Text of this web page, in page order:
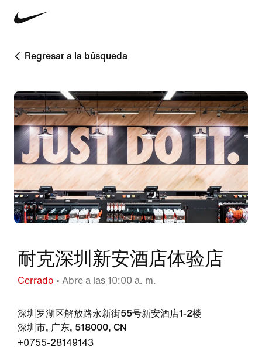
Regresar a la búsqueda
耐克深圳新安酒店体验店
Cerrado • Abre a las 10:00 a. m.
深圳罗湖区解放路永新街55号新安酒店1-2楼
深圳市, 广东, 518000, CN
+0755-28149143